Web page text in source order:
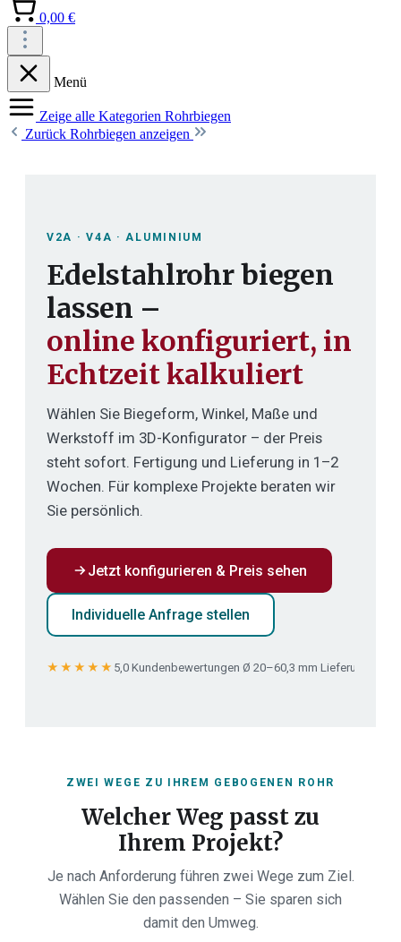
0,00 €
Menü
Zeige alle Kategorien Rohrbiegen
Zurück Rohrbiegen anzeigen
V2A · V4A · ALUMINIUM
Edelstahlrohr biegen
lassen –
online konfiguriert, in
Echtzeit kalkuliert
Wählen Sie Biegeform, Winkel, Maße und
Werkstoff im 3D-Konfigurator – der Preis
steht sofort. Fertigung und Lieferung in 1–2
Wochen. Für komplexe Projekte beraten wir
Sie persönlich.
Jetzt konfigurieren & Preis sehen
Individuelle Anfrage stellen
★★★★★ 5,0 Kundenbewertungen Ø 20–60,3 mm Lieferung in
ZWEI WEGE ZU IHREM GEBOGENEN ROHR
Welcher Weg passt zu
Ihrem Projekt?
Je nach Anforderung führen zwei Wege zum Ziel.
Wählen Sie den passenden – Sie sparen sich
damit den Umweg.